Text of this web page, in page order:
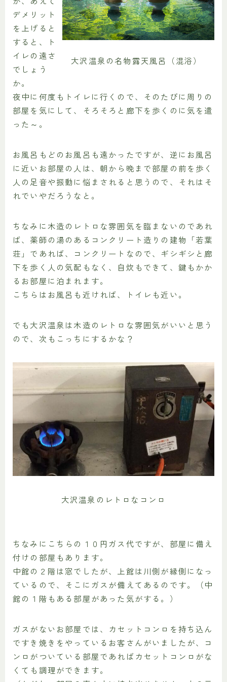
大沢温泉の名物露天風呂（混浴）
デメリット
を上げると
すると、ト
イレの遠さ
でしょう
か。
夜中に何度もトイレに行くので、そのたびに周りの
部屋を気にして、そろそろと廊下を歩くのに気を遣
った～。
お風呂もどのお風呂も遠かったですが、逆にお風呂
に近いお部屋の人は、朝から晩まで部屋の前を歩く
人の足音や振動に悩まされると思うので、それはそ
れでいやだろうなと。
ちなみに木造のレトロな雰囲気を臨まないのであれ
ば、薬師の湯のあるコンクリート造りの建物「若葉
荘」であれば、コンクリートなので、ギシギシと廊
下を歩く人の気配もなく、自炊もできて、鍵もかか
るお部屋に泊まれます。
こちらはお風呂も近ければ、トイレも近い。
でも大沢温泉は木造のレトロな雰囲気がいいと思う
ので、次もこっちにするかな？
大沢温泉のレトロなコンロ
ちなみにこちらの１０円ガス代ですが、部屋に備え
付けの部屋もあります。
中館の２階は窓でしたが、上館は川側が縁側になっ
ているので、そこにガスが備えてあるのです。（中
館の１階もある部屋があった気がする。）
ガスがないお部屋では、カセットコンロを持ち込ん
ですき焼きをやっているお客さんがいましたが、コ
ンロがついている部屋であればカセットコンロがな
くても調理ができます。